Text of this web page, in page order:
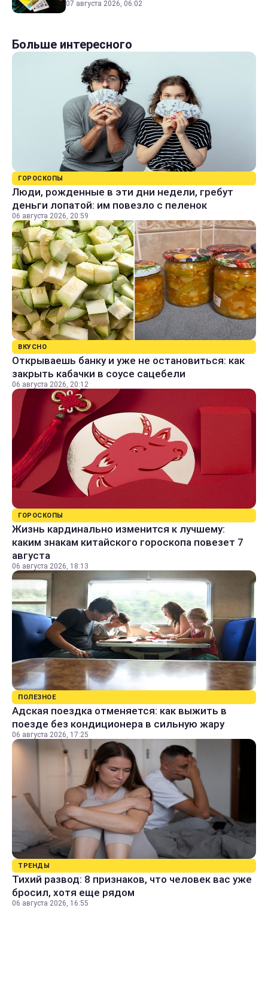
07 августа 2026, 06:02
Больше интересного
ГОРОСКОПЫ
Люди, рожденные в эти дни недели, гребут
деньги лопатой: им повезло с пеленок
06 августа 2026, 20:59
ВКУСНО
Открываешь банку и уже не остановиться: как
закрыть кабачки в соусе сацебели
06 августа 2026, 20:12
ГОРОСКОПЫ
Жизнь кардинально изменится к лучшему:
каким знакам китайского гороскопа повезет 7
августа
06 августа 2026, 18:13
ПОЛЕЗНОЕ
Адская поездка отменяется: как выжить в
поезде без кондиционера в сильную жару
06 августа 2026, 17:25
ТРЕНДЫ
Тихий развод: 8 признаков, что человек вас уже
бросил, хотя еще рядом
06 августа 2026, 16:55